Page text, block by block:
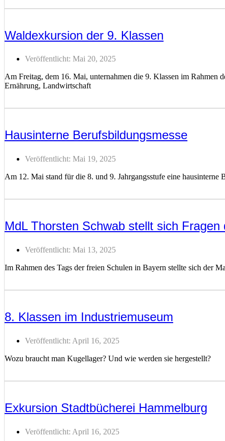
Waldexkursion der 9. Klassen
Veröffentlicht: Mai 20, 2025
Am Freitag, dem 16. Mai, unternahmen die 9. Klassen im Rahmen
Ernährung, Landwirtschaft
Hausinterne Berufsbildungsmesse
Veröffentlicht: Mai 19, 2025
Am 12. Mai stand für die 8. und 9. Jahrgangsstufe eine hausinterne
MdL Thorsten Schwab stellt sich
Veröffentlicht: Mai 13, 2025
Im Rahmen des Tags der freien Schulen in Bayern stellte sich der
8. Klassen im Industriemuseum
Veröffentlicht: April 16, 2025
Wozu braucht man Kugellager? Und wie werden sie hergestellt?
Exkursion Stadtbücherei Hammelburg
Veröffentlicht: April 16, 2025